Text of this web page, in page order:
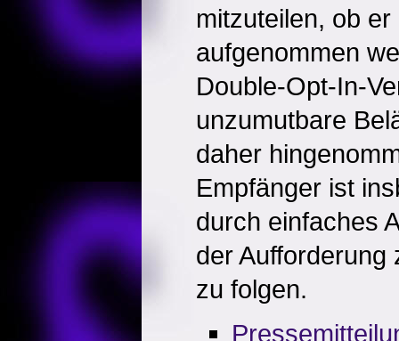
mitzuteilen, ob
aufgenommen
Double-Opt-In-
unzumutbare
daher
Empfänger ist
durch einfaches
der Aufforderung
zu folgen.